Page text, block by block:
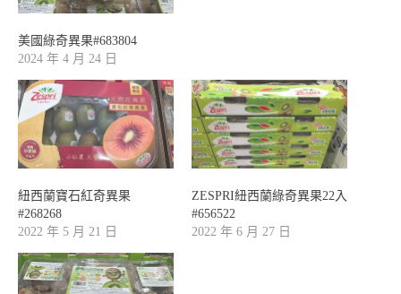
美國綠奇異果#683804
2024 年 4 月 24 日
紐西蘭寶石紅奇異果
#268268
2022 年 5 月 21 日
ZESPRI紐西蘭綠奇異果22入
#656522
2022 年 6 月 27 日